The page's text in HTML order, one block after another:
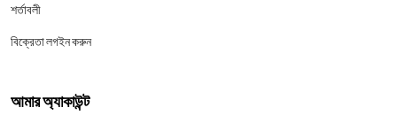
শর্তাবলী
বিক্রেতা লগইন করুন
আমার অ্যাকাউন্ট